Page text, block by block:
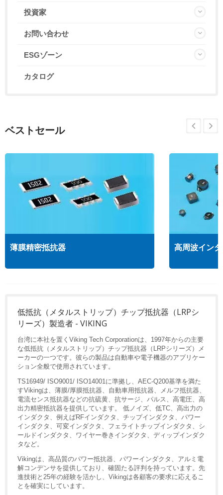
投資家
お問い合わせ
ESGゾーン
カタログ
ベストセール
薄膜精密抵抗器 高周波イン
低抵抗（メタルストリップ）チップ抵抗器（LRPシ
リーズ）製造者 - VIKING
台湾に本社を置くViking Tech Corporationは、1997年からの主要
な低抵抗（メタルストリップ）チップ抵抗器（LRPシリーズ）メ
ーカーの一つです。彼らの製品は自動車や電子機器のアプリケー
ション全般で使用されています。
TS16949/ ISO9001/ ISO14001に準拠し、AEC-Q200基準を満た
すVikingは、薄膜/厚膜抵抗器、自動車用抵抗器、メルフ抵抗器、
電流センス抵抗器などの抗硫黄、抗サージ、パルス、高電圧、高
出力精密抵抗器を提供しています。 低ノイズ、低TC、高出力の
インダクタ、例えばRFインダクタ、チップインダクタ、パワー
インダクタ、可変インダクタ、フェライトチップインダクタ、シ
ールドインダクタ、ワイヤー巻きインダクタ、ディップインダク
タなど。
Vikingは、高品質のパワー抵抗器、パワーインダクタ、アルミ電
解コンデンサを提供しており、確固たる評判を持っています。先
進技術と25年の経験を活かし、Vikingは各顧客の要求に応えるこ
とを確実にしています。